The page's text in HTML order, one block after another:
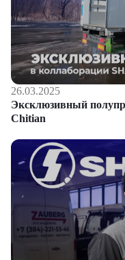
26.03.2025
Эксклюзивный
Chitian